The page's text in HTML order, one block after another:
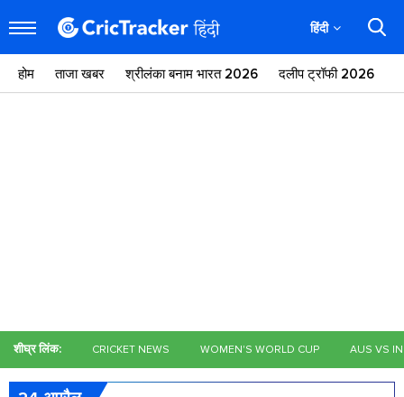
हिंदी
होम ताजा खबर श्रीलंका बनाम भारत 2026 दलीप ट्रॉफी 2026
शीघ्र लिंक: CRICKET NEWS WOMEN'S WORLD CUP AUS VS